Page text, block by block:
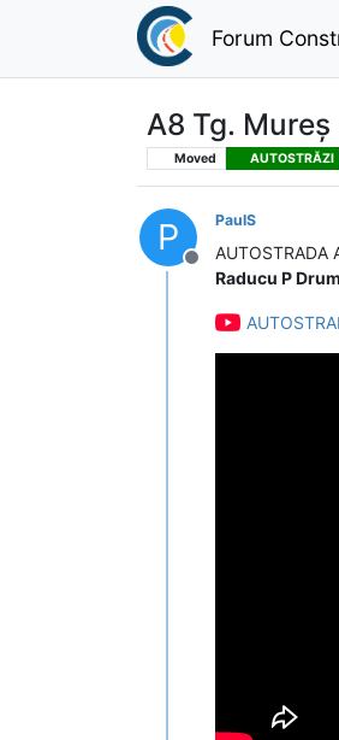
Forum
A8 Tg.
Moved AUTOSTRĂZI
P
Deconectat
PaulS
Raducu P Drum